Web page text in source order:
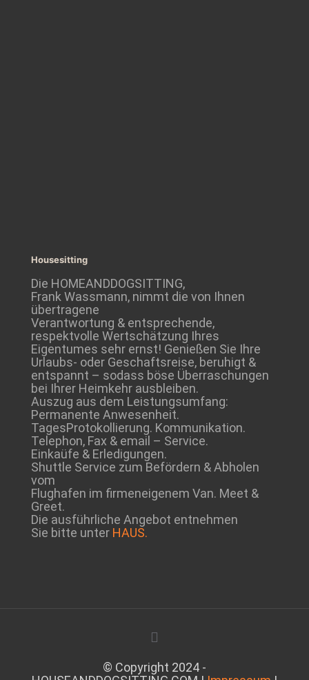
Housesitting
Die HOMEANDDOGSITTING,
Frank Wassmann, nimmt die von Ihnen
übertragene
Verantwortung & entsprechende,
respektvolle Wertschätzung Ihres
Eigentumes sehr ernst! Genießen Sie Ihre
Urlaubs- oder Geschaftsreise, beruhigt &
entspannt – sodass böse Überraschungen
bei Ihrer Heimkehr ausbleiben.
Auszug aus dem Leistungsumfang:
Permanente Anwesenheit.
TagesProtokollierung. Kommunikation.
Telephon, Fax & email – Service.
Einkaüfe & Erledigungen.
Shuttle Service zum Befördern & Abholen
vom
Flughafen im firmeneigenem Van. Meet &
Greet.
Die ausführliche Angebot entnehmen
Sie bitte unter HAUS.
© Copyright 2024 -